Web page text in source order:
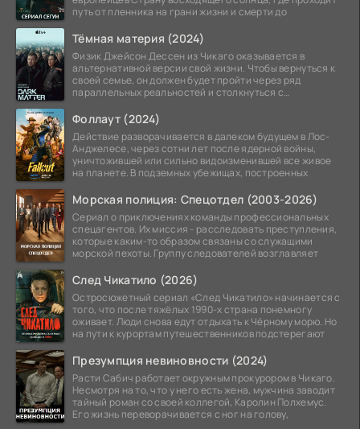
путь от пленника на грани жизни и смерти до
Тёмная материя (2024)
Физик Джейсон Дессен из Чикаго оказывается в
альтернативной версии свой жизни. Чтобы вернуться к
своей семье, он должен будет пройти через ряд
параллельных реальностей и столкнуться с
Фоллаут (2024)
Действие разворачивается в далеком будущем в Лос-
Анджелесе, через сотни лет после ядерной войны,
уничтожившей или сильно видоизменившей все живое
на планете. В подземных убежищах, построенных
Морская полиция: Спецотдел (2003-2026)
Сериал о приключениях команды профессиональных
спецагентов. Их миссия - расследовать преступления,
которые каким-то образом связаны со служащими
морской пехоты. Группу следователей возглавляет
След Чикатило (2026)
Остросюжетный сериал «След Чикатило» начинается с
того, что после тяжёлых 1990-х страна понемногу
оживает. Люди снова едут отдыхать к Чёрному морю. Но
на пути к курортам путешественников подстерегают
Презумпция невиновности (2024)
Расти Сабич работает окружным прокурором в Чикаго.
Несмотря на то, что у него есть жена, мужчина заводит
тайный роман со своей коллегой, Каролин Полхемус.
Его жизнь переворачивается с ног на голову,